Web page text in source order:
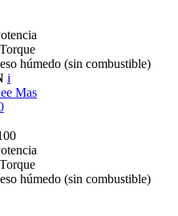
Torque
húmedo (sin combustible)
i
Mas
Torque
húmedo (sin combustible)